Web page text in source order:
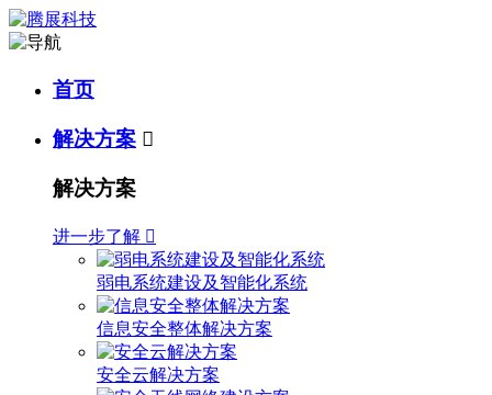
首页
解决方案 
解决方案
进一步了解 
弱电系统建设及智能化系统
信息安全整体解决方案
安全云解决方案